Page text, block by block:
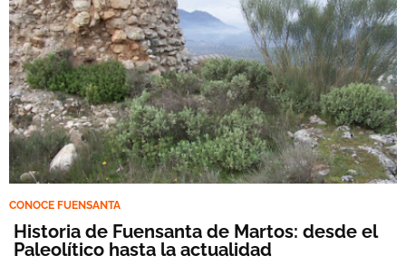
CONOCE FUENSANTA
Historia de Fuensanta de Martos: desde el
Paleolítico hasta la actualidad